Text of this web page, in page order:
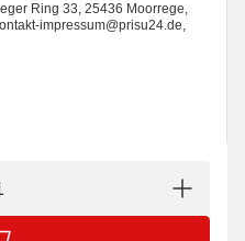
Ring 33, 25436 Moorrege,
impressum@prisu24.de,